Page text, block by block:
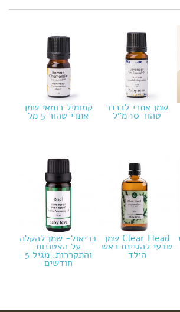
שמן אתרי לבנדר
טהור 10 מ״ל
קמומיל רומאי שמן
אתרי טהור 5 מל
Clear Head שמן
טבעי להגיינת ראש
הילד
בריאול- שמן להקלה
על הצטננות
והתקררות. מגיל 5
חודשים